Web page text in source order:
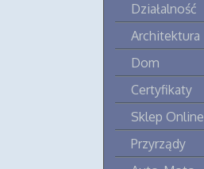
Działalność
Architektura
Dom
Certyfikaty
Sklep Online
Przyrządy